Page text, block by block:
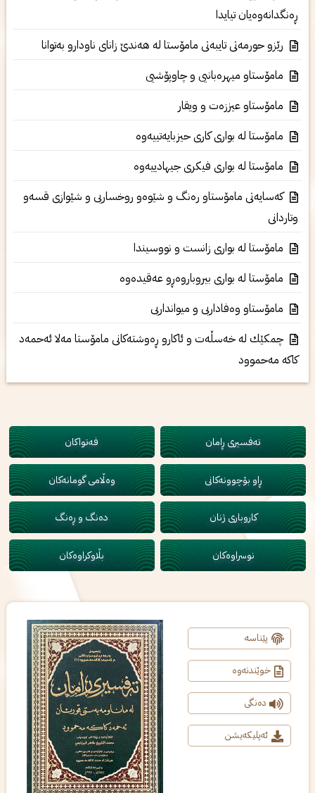
تەفسیری ڕامان فەتواکان
ڕاو بۆچوونەکانی وەڵامی گومانەکان
کاروباری ژنان دەنگ و ڕەنگ
نوسراوەکان بڵاوکراوەکان
پێناسە
خوێندنەوە
دەنگی
ئەپلیکەیشن
ڕه‌نگدانه‌وه‌یان تیایدا
رێزو حورمه‌تی‌ تايبەتى مامۆستا له‌ هه‌ندێ زانای‌ ناودارو به‌توانا
مامۆستاو میهره‌بانیی و چاوپۆشیی
مامۆستاو عیززه‌ت و ویقار
مامۆستا له‌ بواری‌ كاری‌ حیزبایه‌تییه‌وه‌
مامۆستا له‌ بواری‌ فیكری جیهادییه‌وه‌
كه‌سایه‌تی‌ مامۆستاو ره‌نگ و شێوه‌و روخساریی و شێوازی‌ قسه‌و
وتاردانی‌
مامۆستا له‌ بواری‌ زانست و نووسیندا
مامۆستا له‌ بواری‌ بیروباروه‌ڕو عه‌قیده‌وه‌
مامۆستاو وه‌فاداریی و میوانداریی
چمكێك له‌ خه‌سڵه‌ت و ئاكارو ڕه‌وشته‌كانی‌ مامۆستا مه‌لا ئه‌حمه‌د
كاكه‌ مه‌حموود